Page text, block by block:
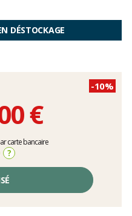
DÉSTOCKAGE
-10%
€
carte bancaire
?